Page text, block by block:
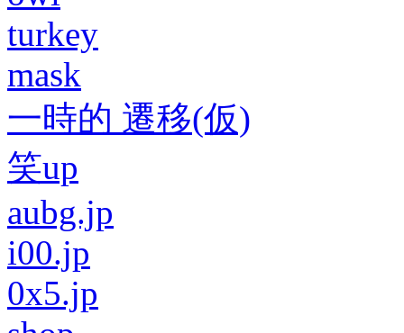
turkey
mask
一時的 遷移(仮)
笑up
aubg.jp
i00.jp
0x5.jp